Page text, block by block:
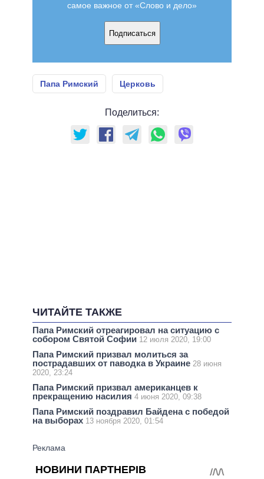
самое важное от «Слово и дело»
Подписаться
Папа Римский Церковь
Поделиться:
ЧИТАЙТЕ ТАКЖЕ
Папа Римский отреагировал на ситуацию с
собором Святой Софии 12 июля 2020, 19:00
Папа Римский призвал молиться за
пострадавших от паводка в Украине 28 июня
2020, 23:24
Папа Римский призвал американцев к
прекращению насилия 4 июня 2020, 09:38
Папа Римский поздравил Байдена с победой
на выборах 13 ноября 2020, 01:54